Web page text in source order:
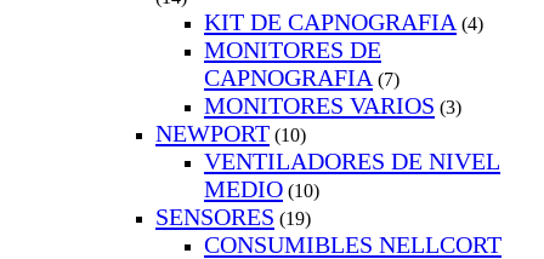
KIT DE CAPNOGRAFIA (4)
MONITORES DE
CAPNOGRAFIA (7)
MONITORES VARIOS (3)
NEWPORT (10)
VENTILADORES DE NIVEL
MEDIO (10)
SENSORES (19)
CONSUMIBLES NELLCORT